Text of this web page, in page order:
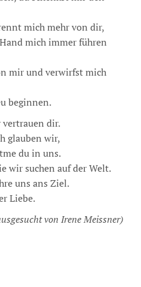
mich mehr von dir,
mich immer führen
mir und verwirfst mich
beginnen.
vertrauen dir.
glauben wir,
du in uns.
wir suchen auf der Welt.
uns ans Ziel.
Liebe.
von Irene Meissner)